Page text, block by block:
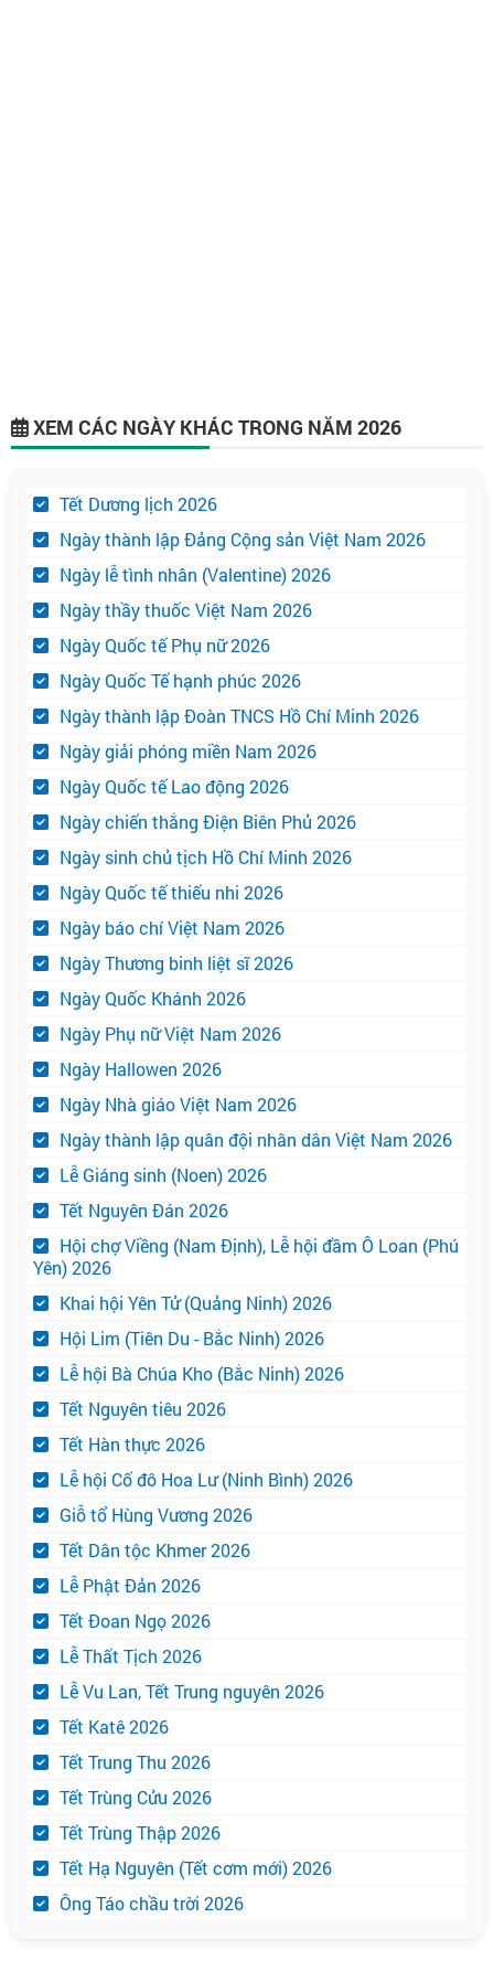
XEM CÁC NGÀY KHÁC TRONG NĂM 2026
Tết Dương lịch 2026
Ngày thành lập Đảng Cộng sản Việt Nam 2026
Ngày lễ tình nhân (Valentine) 2026
Ngày thầy thuốc Việt Nam 2026
Ngày Quốc tế Phụ nữ 2026
Ngày Quốc Tế hạnh phúc 2026
Ngày thành lập Đoàn TNCS Hồ Chí Minh 2026
Ngày giải phóng miền Nam 2026
Ngày Quốc tế Lao động 2026
Ngày chiến thắng Điện Biên Phủ 2026
Ngày sinh chủ tịch Hồ Chí Minh 2026
Ngày Quốc tế thiếu nhi 2026
Ngày báo chí Việt Nam 2026
Ngày Thương binh liệt sĩ 2026
Ngày Quốc Khánh 2026
Ngày Phụ nữ Việt Nam 2026
Ngày Hallowen 2026
Ngày Nhà giáo Việt Nam 2026
Ngày thành lập quân đội nhân dân Việt Nam 2026
Lễ Giáng sinh (Noen) 2026
Tết Nguyên Đán 2026
Hội chợ Viềng (Nam Định), Lễ hội đầm Ô Loan (Phú
Yên) 2026
Khai hội Yên Tử (Quảng Ninh) 2026
Hội Lim (Tiên Du - Bắc Ninh) 2026
Lễ hội Bà Chúa Kho (Bắc Ninh) 2026
Tết Nguyên tiêu 2026
Tết Hàn thực 2026
Lễ hội Cố đô Hoa Lư (Ninh Bình) 2026
Giỗ tổ Hùng Vương 2026
Tết Dân tộc Khmer 2026
Lễ Phật Đản 2026
Tết Đoan Ngọ 2026
Lễ Thất Tịch 2026
Lễ Vu Lan, Tết Trung nguyên 2026
Tết Katê 2026
Tết Trung Thu 2026
Tết Trùng Cửu 2026
Tết Trùng Thập 2026
Tết Hạ Nguyên (Tết cơm mới) 2026
Ông Táo chầu trời 2026